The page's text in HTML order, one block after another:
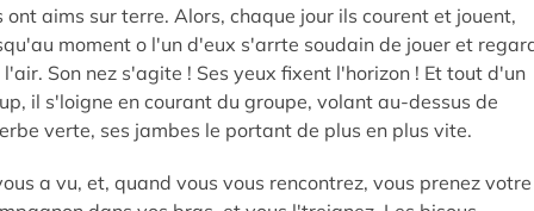
ont aims sur terre. Alors, chaque jour ils courent et jouent,
moment o l'un d'eux s'arrte soudain de jouer et
l'air. Son nez s'agite ! Ses yeux fixent l'horizon ! Et tout d'un
il s'loigne en courant du groupe, volant au-dessus de
verte, ses jambes le portant de plus en plus vite.
a vu, et, quand vous vous rencontrez, vous prenez votre